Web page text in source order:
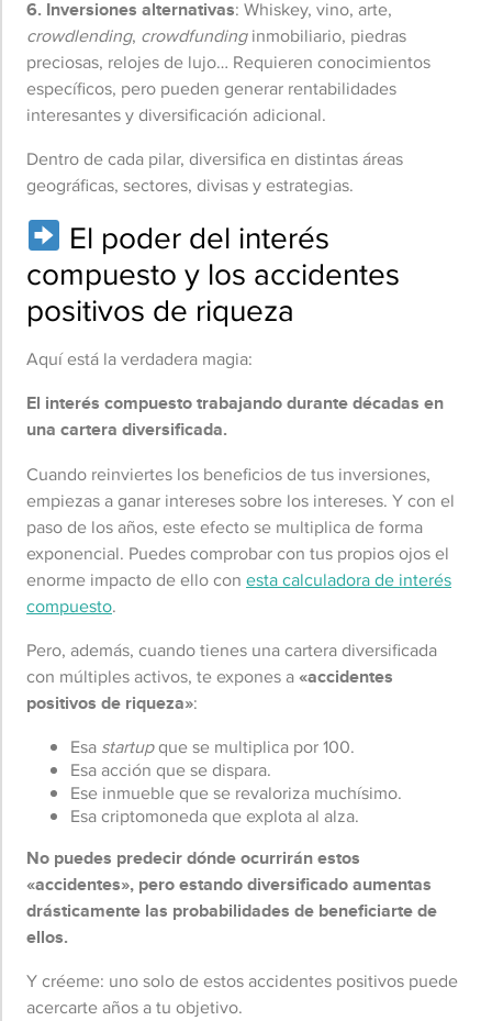
6. Inversiones alternativas: Whiskey, vino, arte,
crowdlending, crowdfundinginmobiliario, piedras
preciosas, relojes de lujo… Requieren conocimientos
específicos, pero pueden generar rentabilidades
interesantes y diversificación adicional.
Dentro de cada pilar, diversifica en distintas áreas
geográficas, sectores, divisas y estrategias.
El poder del interés
compuesto y los accidentes
positivos de riqueza
Aquí está la verdadera magia:
El interés compuesto trabajando durante décadas en
una cartera diversificada.
Cuando reinviertes los beneficios de tus inversiones,
empiezas a ganar intereses sobre los intereses. Y con el
paso de los años, este efecto se multiplica de forma
exponencial. Puedes comprobar con tus propios ojos el
enorme impacto de ello con esta calculadora de interés
compuesto.
Pero, además, cuando tienes una cartera diversificada
con múltiples activos, te expones a«accidentes
positivos de riqueza»:
Esa startupque se multiplica por 100.
Esa acción que se dispara.
Ese inmueble que se revaloriza muchísimo.
Esa criptomoneda que explota al alza.
No puedes predecir dónde ocurrirán estos
«accidentes», pero estando diversificado aumentas
drásticamente las probabilidades de beneficiarte de
ellos.
Y créeme: uno solo de estos accidentes positivos puede
acercarte años a tu objetivo.